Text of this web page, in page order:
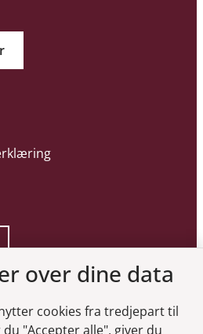
over dine data
cookies fra tredjepart til
"Accepter alle", giver du